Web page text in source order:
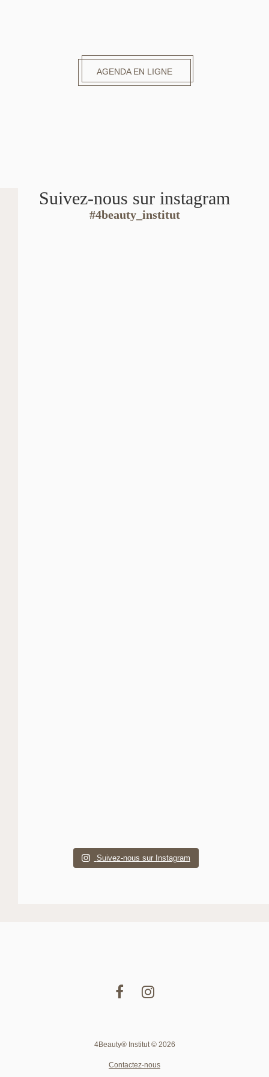
AGENDA EN LIGNE
Suivez-nous sur instagram
#4beauty_institut
Suivez-nous sur Instagram
4Beauty® Institut © 2026
Contactez-nous